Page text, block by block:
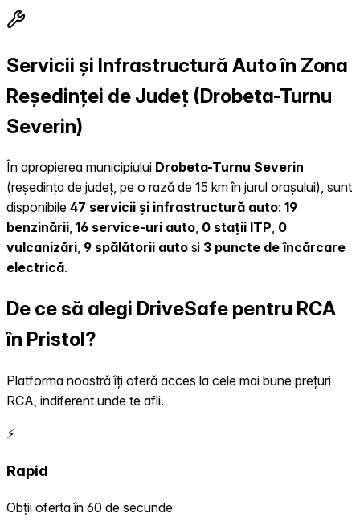
Servicii și Infrastructură Auto în Zona
Reședinței de Județ (Drobeta-Turnu
Severin)
În apropierea municipiului Drobeta-Turnu Severin
(reședința de județ, pe o rază de 15 km în jurul orașului), sunt
disponibile 47 servicii și infrastructură auto: 19
benzinării, 16 service-uri auto, 0 stații ITP, 0
vulcanizări, 9 spălătorii auto și 3 puncte de încărcare
electrică.
De ce să alegi DriveSafe pentru RCA
în Pristol?
Platforma noastră îți oferă acces la cele mai bune prețuri
RCA, indiferent unde te afli.
⚡
Rapid
Obții oferta în 60 de secunde